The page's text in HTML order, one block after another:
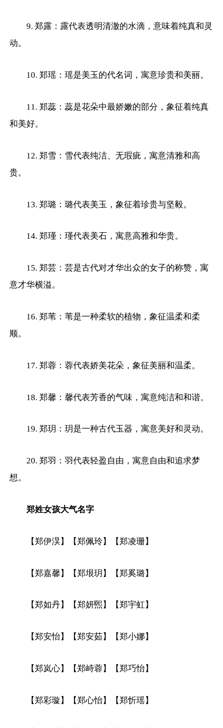
9. 郑露：露代表透明清澈的水滴，意味着纯真和灵
动。
10. 郑瑶：瑶是美玉的代名词，寓意珍贵和美丽。
11. 郑蕊：蕊是花朵中最娇嫩的部分，象征着纯真
和美好。
12. 郑雪：雪代表纯洁、无瑕疵，寓意清雅和高
贵。
13. 郑璐：璐代表美玉，象征着珍贵与坚毅。
14. 郑瑾：瑾代表美石，寓意高雅和华贵。
15. 郑芸：芸是古代对才华出众的女子的称赞，寓
意才华横溢。
16. 郑苇：苇是一种柔软的植物，象征温柔和柔
顺。
17. 郑蓉：蓉代表娇美花朵，象征美丽和温柔。
18. 郑馨：馨代表芳香的气味，寓意纯洁和和谐。
19. 郑玥：玥是一种古代玉器，寓意美好和灵动。
20. 郑羽：羽代表轻盈自由，寓意自由和追求梦
想。
郑姓女孩大气名字
【郑伊淏】【郑佩玲】【郑凌珊】
【郑嘉馨】【郑垠玥】【郑奚璐】
【郑如丹】【郑妍煕】【郑宇虹】
【郑安怡】【郑安茹】【郑小娜】
【郑岚心】【郑峙蓉】【郑巧怡】
【郑彩璇】【郑心怡】【郑忻瑶】